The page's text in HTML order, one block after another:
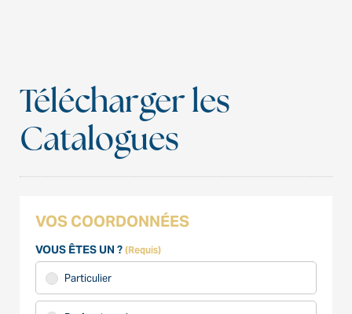
Télécharger les
Catalogues
VOS COORDONNÉES
VOUS ÊTES UN ? (Requis)
Particulier